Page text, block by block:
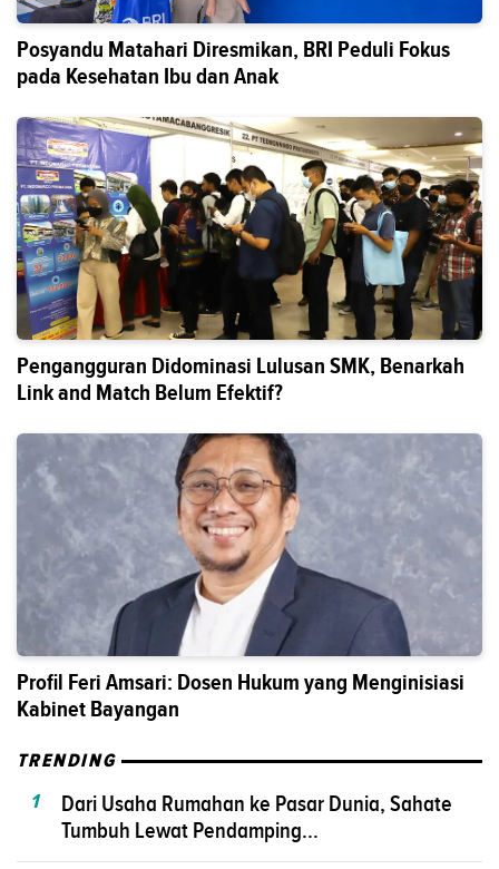
Posyandu Matahari Diresmikan, BRI Peduli Fokus
pada Kesehatan Ibu dan Anak
Pengangguran Didominasi Lulusan SMK, Benarkah
Link and Match Belum Efektif?
Profil Feri Amsari: Dosen Hukum yang Menginisiasi
Kabinet Bayangan
TRENDING
1
Dari Usaha Rumahan ke Pasar Dunia, Sahate
Tumbuh Lewat Pendamping...